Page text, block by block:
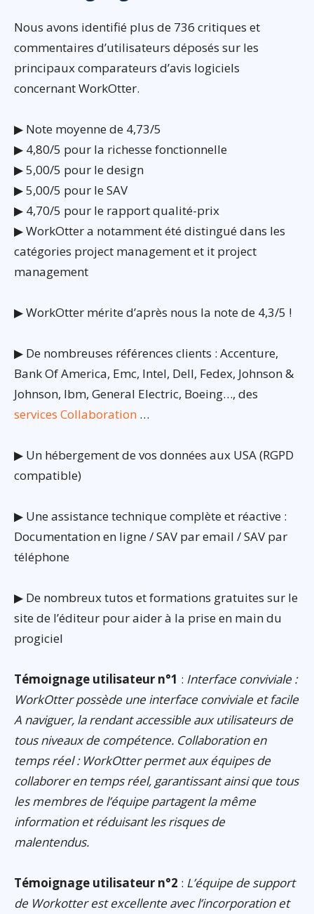
Nous avons identifié plus de 736 critiques et
commentaires d’utilisateurs déposés sur les
principaux comparateurs d’avis logiciels
concernant WorkOtter.
▶ Note moyenne de 4,73/5
▶ 4,80/5 pour la richesse fonctionnelle
▶ 5,00/5 pour le design
▶ 5,00/5 pour le SAV
▶ 4,70/5 pour le rapport qualité-prix
▶ WorkOtter a notamment été distingué dans les
catégories project management et it project
management
▶ WorkOtter mérite d’après nous la note de 4,3/5 !
▶ De nombreuses références clients : Accenture,
Bank Of America, Emc, Intel, Dell, Fedex, Johnson &
Johnson, Ibm, General Electric, Boeing…, des
services Collaboration …
▶ Un hébergement de vos données aux USA (RGPD
compatible)
▶ Une assistance technique complète et réactive :
Documentation en ligne / SAV par email / SAV par
téléphone
▶ De nombreux tutos et formations gratuites sur le
site de l’éditeur pour aider à la prise en main du
progiciel
Témoignage utilisateur n°1 : Interface conviviale :
WorkOtter possède une interface conviviale et facile
A naviguer, la rendant accessible aux utilisateurs de
tous niveaux de compétence. Collaboration en
temps réel : WorkOtter permet aux équipes de
collaborer en temps réel, garantissant ainsi que tous
les membres de l’équipe partagent la même
information et réduisant les risques de
malentendus.
Témoignage utilisateur n°2 : L’équipe de support
de Workotter est excellente avec l’incorporation et